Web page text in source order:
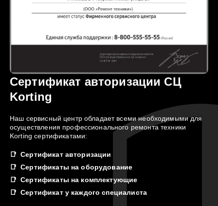
Сертификат авторизации СЦ
Korting
Наш сервисный центр обладает всеми необходимыми для
осуществления профессионального ремонта техники
Korting сертификатами:
Сертификат авторизации
Сертификаты на оборудование
Сертификаты на комплектующие
Сертификат у каждого специалиста